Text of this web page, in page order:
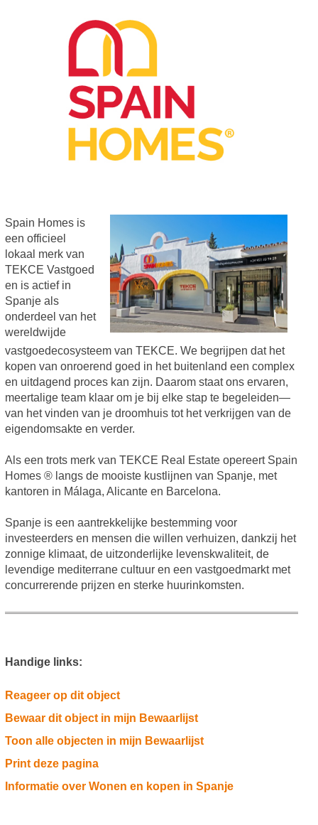
Spain Homes is
een officieel
lokaal merk van
TEKCE Vastgoed
en is actief in
Spanje als
onderdeel van het
wereldwijde
vastgoedecosysteem van TEKCE. We begrijpen dat het
kopen van onroerend goed in het buitenland een complex
en uitdagend proces kan zijn. Daarom staat ons ervaren,
meertalige team klaar om je bij elke stap te begeleiden—
van het vinden van je droomhuis tot het verkrijgen van de
eigendomsakte en verder.
Als een trots merk van TEKCE Real Estate opereert Spain
Homes ® langs de mooiste kustlijnen van Spanje, met
kantoren in Málaga, Alicante en Barcelona.
Spanje is een aantrekkelijke bestemming voor
investeerders en mensen die willen verhuizen, dankzij het
zonnige klimaat, de uitzonderlijke levenskwaliteit, de
levendige mediterrane cultuur en een vastgoedmarkt met
concurrerende prijzen en sterke huurinkomsten.
Handige links:
Reageer op dit object
Bewaar dit object in mijn Bewaarlijst
Toon alle objecten in mijn Bewaarlijst
Print deze pagina
Informatie over Wonen en kopen in Spanje